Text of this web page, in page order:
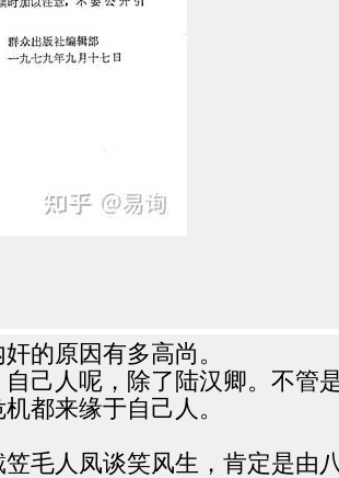
的原因有多高尚。
己人呢，除了陆汉卿。不管
都来缘于自己人。
毛人凤谈笑风生，肯定是由